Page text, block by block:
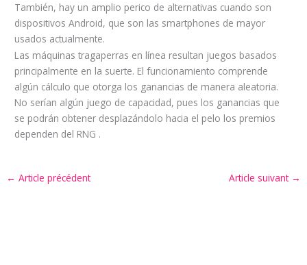
También, hay un amplio perico de alternativas cuando son
dispositivos Android, que son las smartphones de mayor
usados actualmente.
Las máquinas tragaperras en línea resultan juegos basados
principalmente en la suerte. El funcionamiento comprende
algún cálculo que otorga los ganancias de manera aleatoria.
No serían algún juego de capacidad, pues los ganancias que
se podrán obtener desplazándolo hacia el pelo los premios
dependen del RNG .
← Article précédent Article suivant →